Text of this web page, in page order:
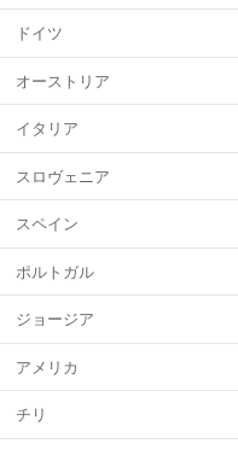
ドイツ
オーストリア
イタリア
スロヴェニア
スペイン
ポルトガル
ジョージア
アメリカ
チリ